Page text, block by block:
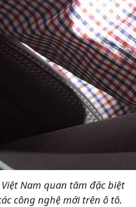
Nam quan tâm đặc biệt
công nghệ mới trên ô tô.